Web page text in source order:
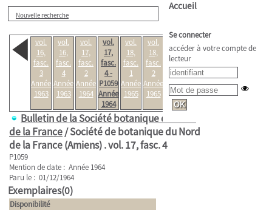
Nouvelle recherche
vol.
16,
fasc.
3
Année
1963
vol.
16,
fasc.
4
Année
1963
vol.
17,
fasc.
2
Année
1964
vol.
17,
fasc.
4 -
P1059
Année
1964
vol.
18,
fasc.
1
Année
1965
vol.
18,
fasc.
2
Année
1965
19,
fasc.
4
Année
1966
Bulletin de la Société botanique du Nord
de la France/ Société de botanique du Nord
de la France (Amiens) .vol. 17, fasc. 4
P1059
Mention de date : Année 1964
Paru le : 01/12/1964
Exemplaires(0)
Disponibilité
Accueil
Se connecter
accéder à votre compte de
lecteur